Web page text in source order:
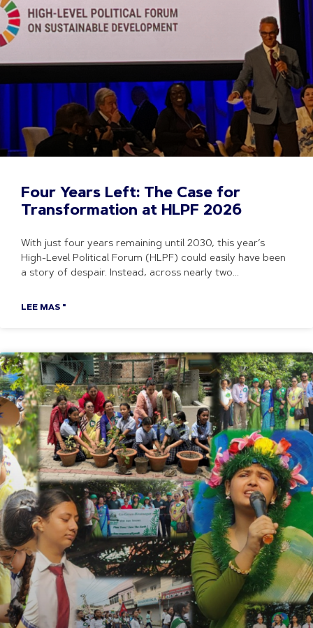
Four Years Left: The Case for
Transformation at HLPF 2026
With just four years remaining until 2030, this year’s
High-Level Political Forum (HLPF) could easily have been
a story of despair. Instead, across nearly two
LEE MAS "